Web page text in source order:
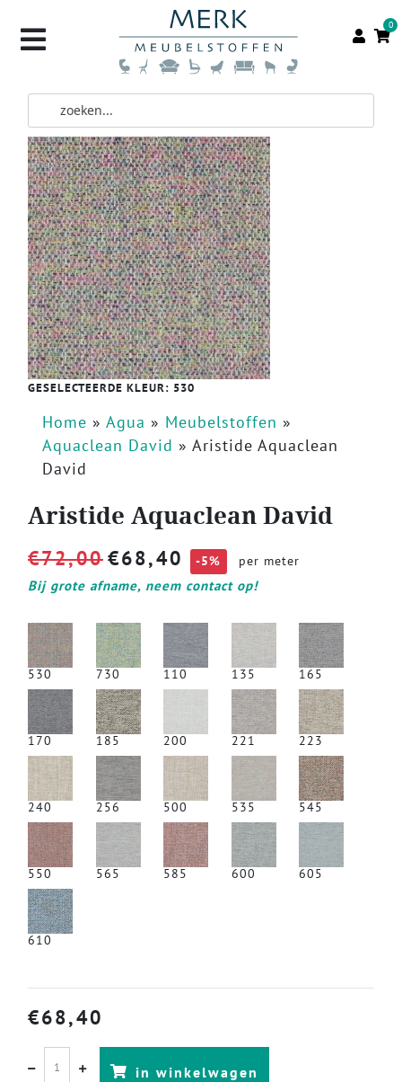
0
GESELECTEERDE KLEUR: 530
Home » Agua » Meubelstoffen »
Aquaclean David » Aristide Aquaclean
David
Aristide Aquaclean David
€72,00€68,40 -5% per meter
Bij grote afname, neem contact op!
530 730 110 135 165
170 185 200 221 223
240 256 500 535 545
550 565 585 600 605
610
€68,40
in winkelwagen